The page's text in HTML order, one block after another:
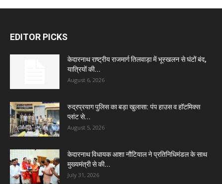
EDITOR PICKS
केदारनाथ राष्ट्रीय राजमार्ग तिलवाड़ा में भूस्खलन से घंटों बंद,
यात्रियों की...
August 6, 2026
रुद्रप्रयाग पुलिस का बड़ा खुलासा: पंप हाउस व हॉटमिक्स
प्लांट से...
August 5, 2026
केदारनाथ विधायक आशा नौटियाल ने प्रतिनिधिमंडल के साथ
मुख्यमंत्री से की...
July 31, 2026